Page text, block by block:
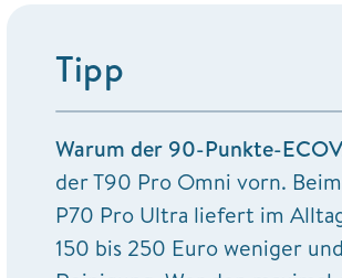
Tipp
Warum der 90-Punkte-
der T90 Pro Omni vorn.
P70 Pro Ultra liefert im
150 bis 250 Euro weniger